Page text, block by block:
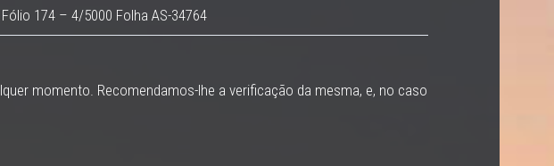
174 – 4/5000 Folha AS-34764
momento. Recomendamos-lhe a verificação da mesma, e, no caso